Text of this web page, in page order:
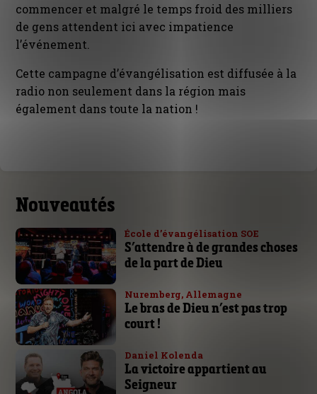
commencer et malgré le temps froid des milliers
de gens attendent ici avec impatience
l’événement.
Cette campagne d’évangélisation est diffusée à la
radio non seulement dans la région mais
également dans toute la nation !
Nouveautés
École d’évangélisation SOE
S’attendre à de grandes choses
de la part de Dieu
Nuremberg, Allemagne
Le bras de Dieu n’est pas trop
court !
Daniel Kolenda
La victoire appartient au
Seigneur